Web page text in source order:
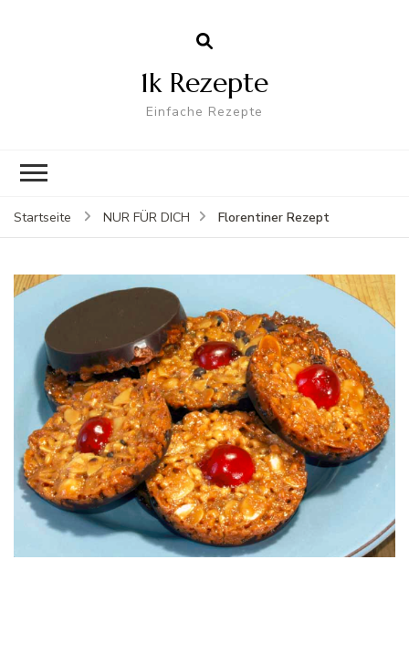
1k Rezepte
Einfache Rezepte
Startseite NUR FÜR DICH Florentiner Rezept